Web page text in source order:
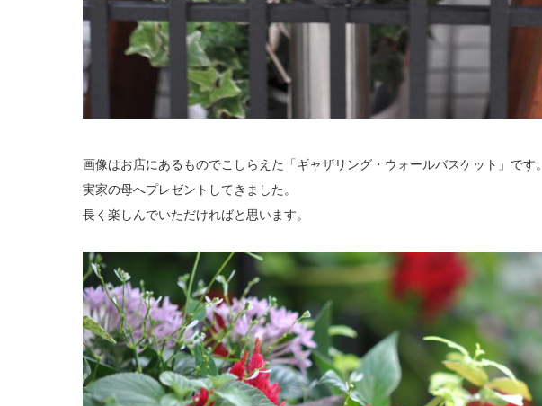
画像はお店にあるものでこしらえた「ギャザリング・ウォールバスケット」です。
実家の母へプレゼントしてきました。
長く楽しんでいただければと思います。